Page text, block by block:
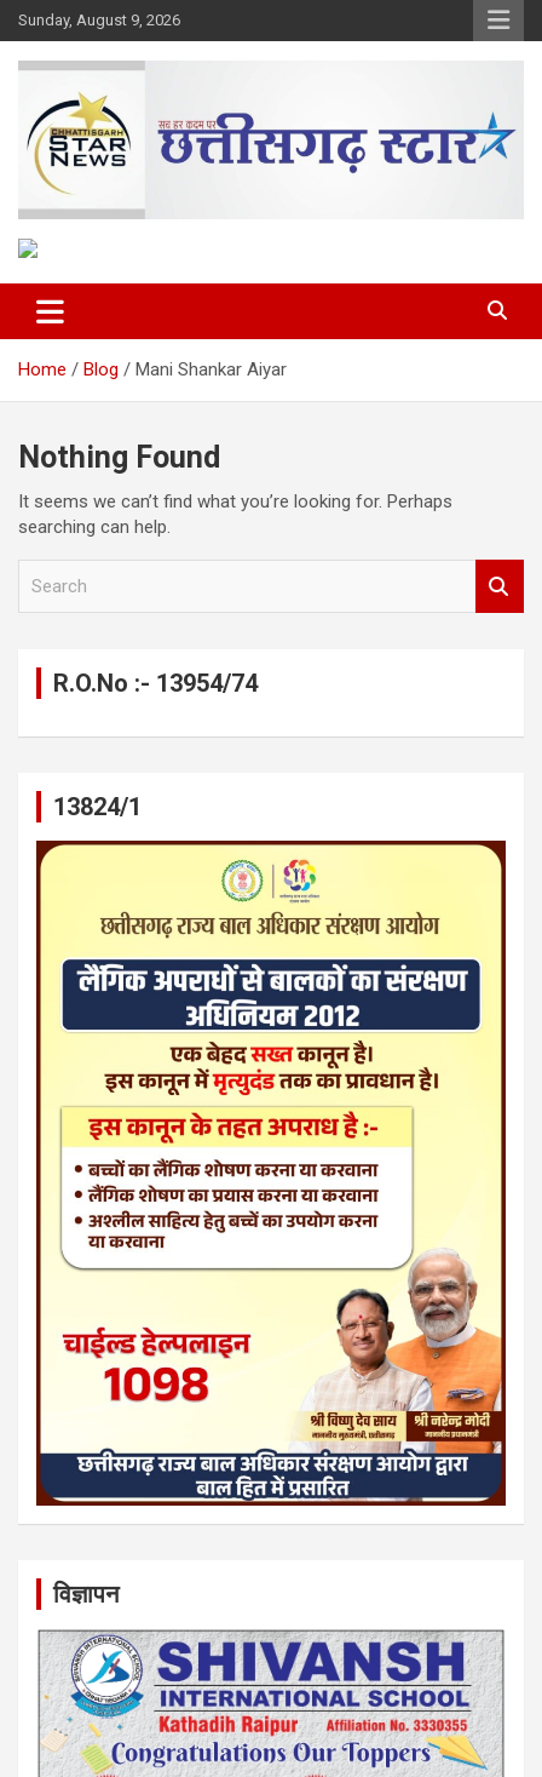
Skip
to
content
Sunday, August 9, 2026
Chhattisgarh Star
Home Blog Mani Shankar Aiyar
Nothing Found
It seems we can’t find what you’re looking for. Perhaps
searching can help.
R.O.No :- 13954/74
13824/1
विज्ञापन